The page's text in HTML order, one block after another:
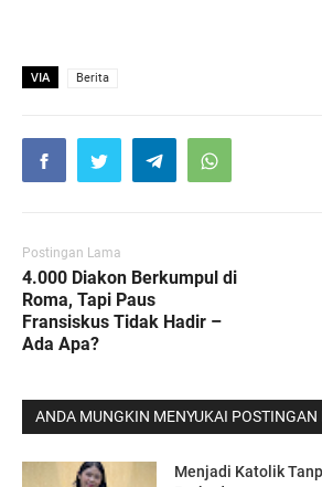
VIA Berita
Postingan Lama
4.000 Diakon Berkumpul di
Roma, Tapi Paus
Fransiskus Tidak Hadir –
Ada Apa?
ANDA MUNGKIN MENYUKAI POSTINGAN
Menjadi Katolik